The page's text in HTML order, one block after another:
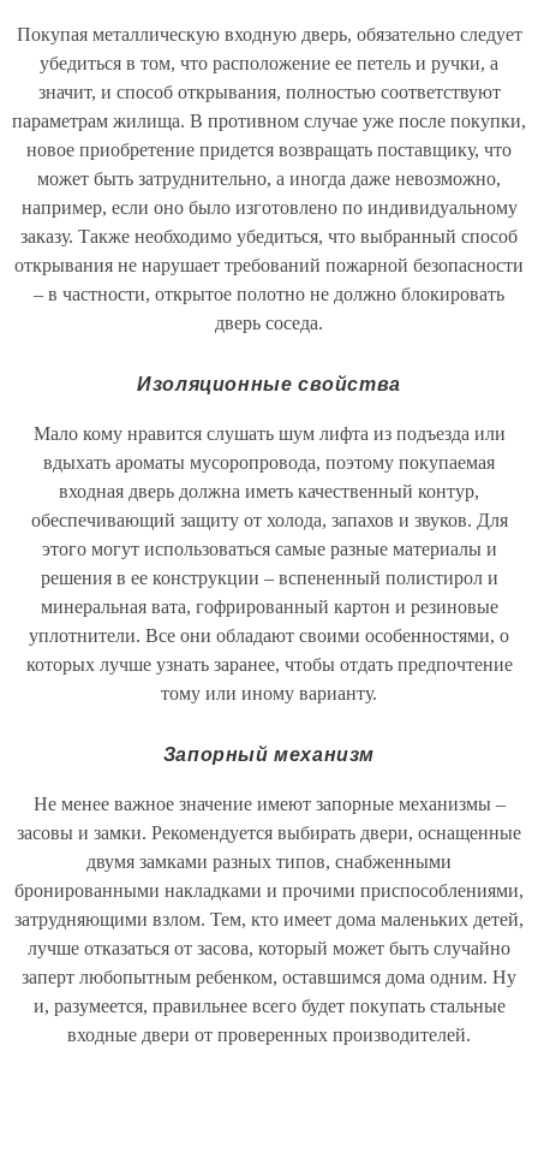
Покупая металлическую входную дверь, обязательно следует
убедиться в том, что расположение ее петель и ручки, а
значит, и способ открывания, полностью соответствуют
параметрам жилища. В противном случае уже после покупки,
новое приобретение придется возвращать поставщику, что
может быть затруднительно, а иногда даже невозможно,
например, если оно было изготовлено по индивидуальному
заказу. Также необходимо убедиться, что выбранный способ
открывания не нарушает требований пожарной безопасности
– в частности, открытое полотно не должно блокировать
дверь соседа.
Изоляционные свойства
Мало кому нравится слушать шум лифта из подъезда или
вдыхать ароматы мусоропровода, поэтому покупаемая
входная дверь должна иметь качественный контур,
обеспечивающий защиту от холода, запахов и звуков. Для
этого могут использоваться самые разные материалы и
решения в ее конструкции – вспененный полистирол и
минеральная вата, гофрированный картон и резиновые
уплотнители. Все они обладают своими особенностями, о
которых лучше узнать заранее, чтобы отдать предпочтение
тому или иному варианту.
Запорный механизм
Не менее важное значение имеют запорные механизмы –
засовы и замки. Рекомендуется выбирать двери, оснащенные
двумя замками разных типов, снабженными
бронированными накладками и прочими приспособлениями,
затрудняющими взлом. Тем, кто имеет дома маленьких детей,
лучше отказаться от засова, который может быть случайно
заперт любопытным ребенком, оставшимся дома одним. Ну
и, разумеется, правильнее всего будет покупать стальные
входные двери от проверенных производителей.